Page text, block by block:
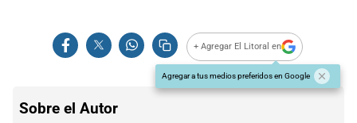
+ Agregar El Litoral en
Agregar a tus medios preferidos en Google
Sobre el Autor